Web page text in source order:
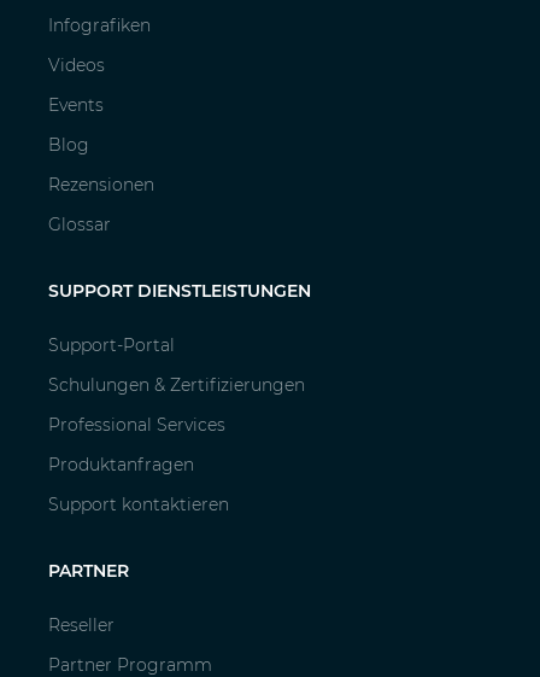
Infografiken
Videos
Events
Blog
Rezensionen
Glossar
SUPPORT DIENSTLEISTUNGEN
Support-Portal
Schulungen & Zertifizierungen
Professional Services
Produktanfragen
Support kontaktieren
PARTNER
Reseller
Partner Programm